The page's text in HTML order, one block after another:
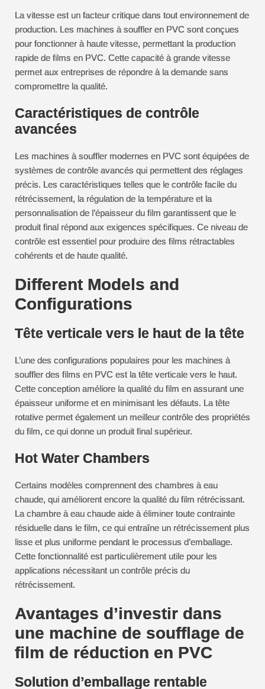
La vitesse est un facteur critique dans tout environnement de
production. Les machines à souffler en PVC sont conçues
pour fonctionner à haute vitesse, permettant la production
rapide de films en PVC. Cette capacité à grande vitesse
permet aux entreprises de répondre à la demande sans
compromettre la qualité.
Caractéristiques de contrôle
avancées
Les machines à souffler modernes en PVC sont équipées de
systèmes de contrôle avancés qui permettent des réglages
précis. Les caractéristiques telles que le contrôle facile du
rétrécissement, la régulation de la température et la
personnalisation de l’épaisseur du film garantissent que le
produit final répond aux exigences spécifiques. Ce niveau de
contrôle est essentiel pour produire des films rétractables
cohérents et de haute qualité.
Different Models and
Configurations
Tête verticale vers le haut de la tête
L’une des configurations populaires pour les machines à
souffler des films en PVC est la tête verticale vers le haut.
Cette conception améliore la qualité du film en assurant une
épaisseur uniforme et en minimisant les défauts. La tête
rotative permet également un meilleur contrôle des propriétés
du film, ce qui donne un produit final supérieur.
Hot Water Chambers
Certains modèles comprennent des chambres à eau
chaude, qui améliorent encore la qualité du film rétrécissant.
La chambre à eau chaude aide à éliminer toute contrainte
résiduelle dans le film, ce qui entraîne un rétrécissement plus
lisse et plus uniforme pendant le processus d’emballage.
Cette fonctionnalité est particulièrement utile pour les
applications nécessitant un contrôle précis du
rétrécissement.
Avantages d’investir dans
une machine de soufflage de
film de réduction en PVC
Solution d’emballage rentable